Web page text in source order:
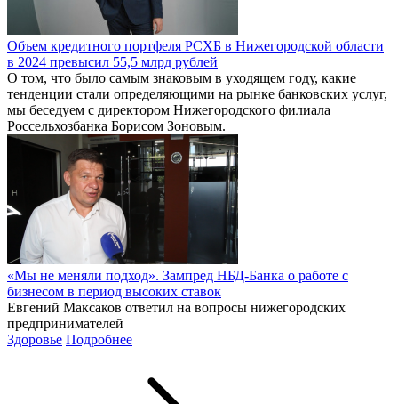
Объем кредитного портфеля РСХБ в Нижегородской области
в 2024 превысил 55,5 млрд рублей
О том, что было самым знаковым в уходящем году, какие
тенденции стали определяющими на рынке банковских услуг,
мы беседуем с директором Нижегородского филиала
Россельхозбанка Борисом Зоновым.
«Мы не меняли подход». Зампред НБД-Банка о работе с
бизнесом в период высоких ставок
Евгений Максаков ответил на вопросы нижегородских
предпринимателей
Здоровье Подробнее